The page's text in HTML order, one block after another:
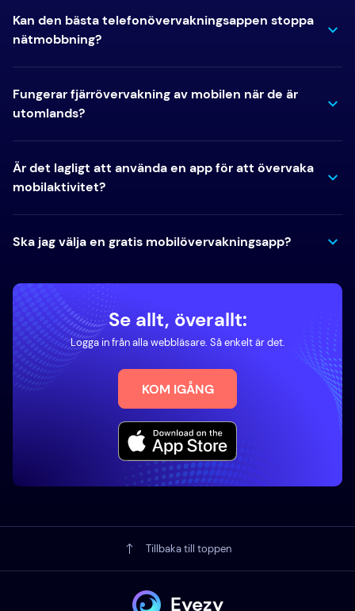
Kan den bästa telefonövervakningsappen stoppa
nätmobbning?
Fungerar fjärrövervakning av mobilen när de är
utomlands?
Är det lagligt att använda en app för att övervaka
mobilaktivitet?
Ska jag välja en gratis mobilövervakningsapp?
Se allt, överallt:
Logga in från alla webbläsare. Så enkelt är det.
KOM IGÅNG
Tillbaka till toppen
Eyezy